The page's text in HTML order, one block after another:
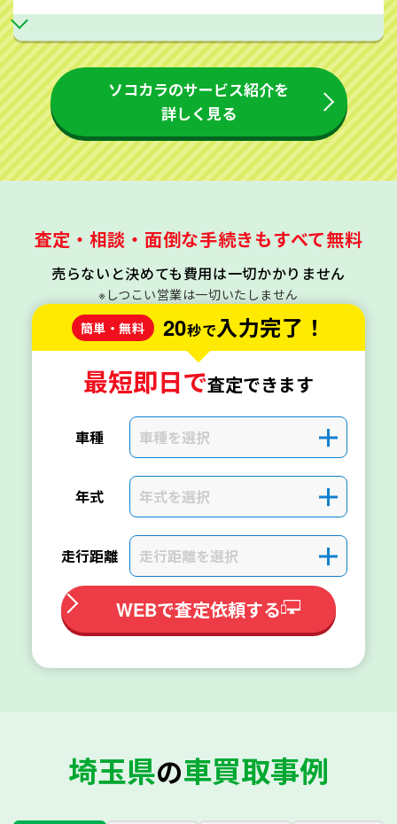
ソコカラのサービス紹介を
詳しく見る
査定・相談・面倒な手続きもすべて無料
売らないと決めても費用は一切かかりません
※しつこい営業は一切いたしません
簡単・無料
20秒で入力完了！
最短即日で査定できます
車種 車種を選択 ＋
年式 年式を選択 ＋
走行距離 走行距離を選択 ＋
WEBで査定依頼する
埼玉県の車買取事例